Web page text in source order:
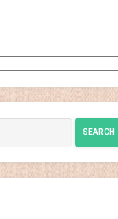
SEARCH